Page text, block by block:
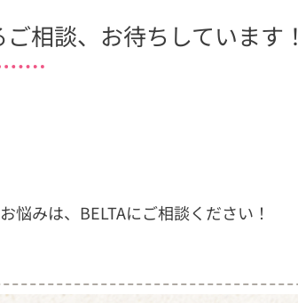
相談、 お待ちしています！
悩みは、 BELTAにご相談ください！